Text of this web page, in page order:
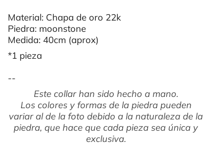
Material: Chapa de oro 22k
Piedra: moonstone
Medida: 40cm (aprox)
*1 pieza
--
Este collar han sido hecho a mano.
Los colores y formas de la piedra pueden
variar al de la foto debido a la naturaleza de la
piedra, que hace que cada pieza sea única y
exclusiva.